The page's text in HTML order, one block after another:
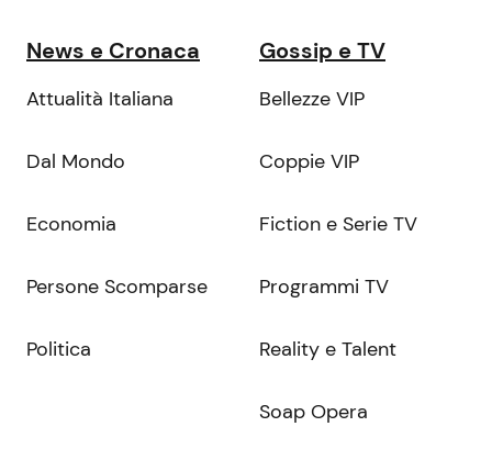
News e Cronaca
Attualità Italiana
Dal Mondo
Economia
Persone Scomparse
Politica
Gossip e TV
Bellezze VIP
Coppie VIP
Fiction e Serie TV
Programmi TV
Reality e Talent
Soap Opera